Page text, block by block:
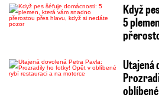
Když
5
Utajená